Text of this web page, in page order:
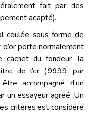
fait par des
adapté).
coulée sous forme de
porte normalement
cachet du fondeur, la
de l’or (,9999, par
accompagné d’un
un essayeur agréé. Un
critères est considéré